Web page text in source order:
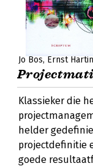
Jo Bos Ernst
Klassieker die
helder
projectdefinitie
goede